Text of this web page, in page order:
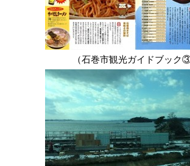
（石巻市観光ガイドブック③